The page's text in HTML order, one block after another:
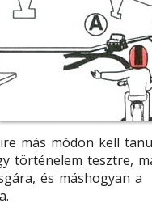
más módon kell
történelem tesztre,
és máshogyan a